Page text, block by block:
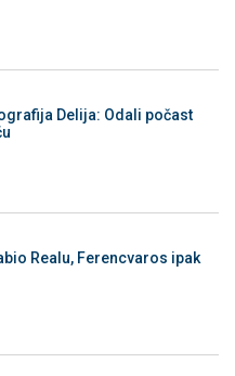
Delija: Odali počast
Realu, Ferencvaros ipak